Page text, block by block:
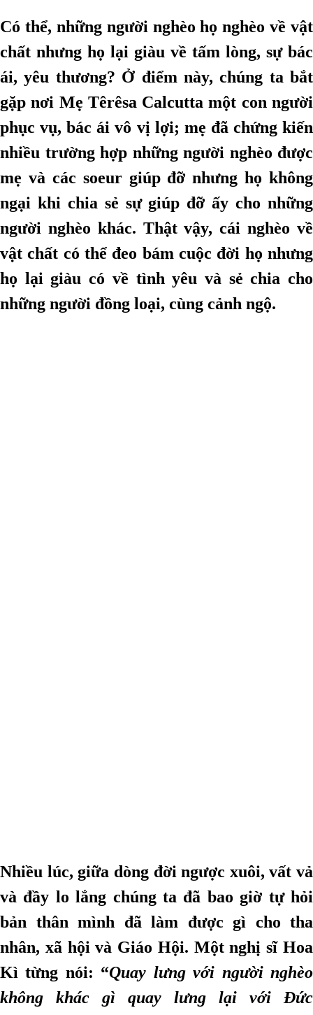
Có thể, những người nghèo họ nghèo về vật
chất nhưng họ lại giàu về tấm lòng, sự bác
ái, yêu thương? Ở điểm này, chúng ta bắt
gặp nơi Mẹ Têrêsa Calcutta một con người
phục vụ, bác ái vô vị lợi; mẹ đã chứng kiến
nhiều trường hợp những người nghèo được
mẹ và các soeur giúp đỡ nhưng họ không
ngại khi chia sẻ sự giúp đỡ ấy cho những
người nghèo khác. Thật vậy, cái nghèo về
vật chất có thể đeo bám cuộc đời họ nhưng
họ lại giàu có về tình yêu và sẻ chia cho
những người đồng loại, cùng cảnh ngộ.
Nhiều lúc, giữa dòng đời ngược xuôi, vất vả
và đầy lo lắng chúng ta đã bao giờ tự hỏi
bản thân mình đã làm được gì cho tha
nhân, xã hội và Giáo Hội. Một nghị sĩ Hoa
Kì từng nói: “Quay lưng với người nghèo
không khác gì quay lưng lại với Đức